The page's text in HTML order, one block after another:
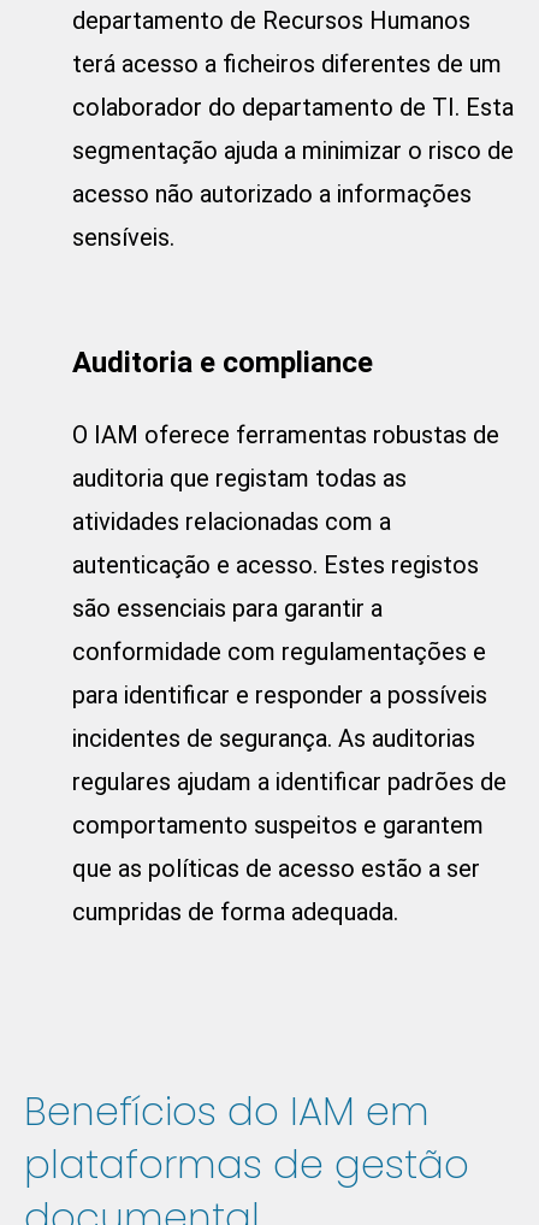
departamento de Recursos Humanos
terá acesso a ficheiros diferentes de um
colaborador do departamento de TI. Esta
segmentação ajuda a minimizar o risco de
acesso não autorizado a informações
sensíveis.
Auditoria e compliance
O IAM oferece ferramentas robustas de
auditoria que registam todas as
atividades relacionadas com a
autenticação e acesso. Estes registos
são essenciais para garantir a
conformidade com regulamentações e
para identificar e responder a possíveis
incidentes de segurança. As auditorias
regulares ajudam a identificar padrões de
comportamento suspeitos e garantem
que as políticas de acesso estão a ser
cumpridas de forma adequada.
Benefícios do IAM em
plataformas de gestão